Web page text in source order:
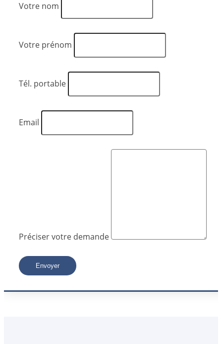
Votre nom
Votre prénom
Tél. portable
Email
Préciser votre demande
Envoyer